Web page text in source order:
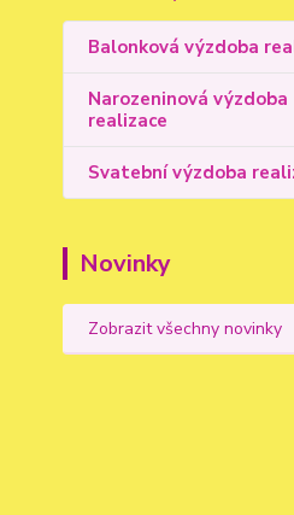
Balonková výzdoba
Narozeninová výzdoba
realizace
Svatební výzdoba
Novinky
Zobrazit všechny novinky